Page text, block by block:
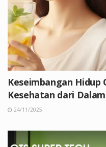
Keseimbangan
Kesehatan dari
24/11/2025